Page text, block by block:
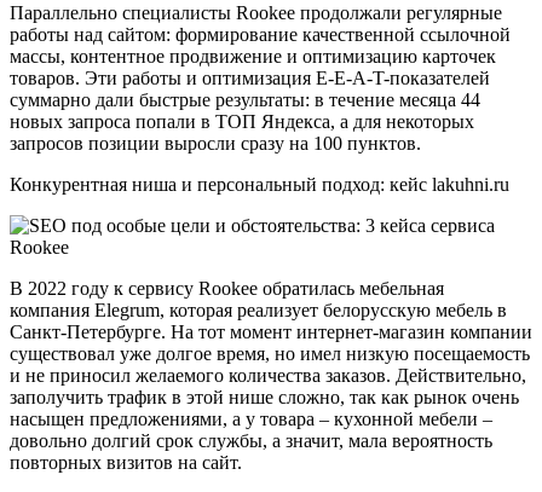
Параллельно специалисты Rookee продолжали регулярные
работы над сайтом: формирование качественной ссылочной
массы, контентное продвижение и оптимизацию карточек
товаров. Эти работы и оптимизация E-E-A-T-показателей
суммарно дали быстрые результаты: в течение месяца 44
новых запроса попали в ТОП Яндекса, а для некоторых
запросов позиции выросли сразу на 100 пунктов.
Конкурентная ниша и персональный подход: кейс lakuhni.ru
В 2022 году к сервису Rookee обратилась мебельная
компания Elegrum, которая реализует белорусскую мебель в
Санкт-Петербурге. На тот момент интернет-магазин компании
существовал уже долгое время, но имел низкую посещаемость
и не приносил желаемого количества заказов. Действительно,
заполучить трафик в этой нише сложно, так как рынок очень
насыщен предложениями, а у товара – кухонной мебели –
довольно долгий срок службы, а значит, мала вероятность
повторных визитов на сайт.